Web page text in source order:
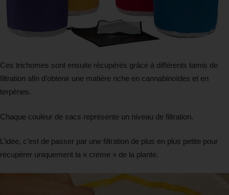
Ces trichomes sont ensuite récupérés grâce à différents tamis de
filtration afin d’obtenir une matière riche en cannabinoïdes et en
terpènes.
Chaque couleur de sacs représente un niveau de filtration.
L’idée, c’est de passer par une filtration de plus en plus petite pour
récupérer uniquement la « crème » de la plante.